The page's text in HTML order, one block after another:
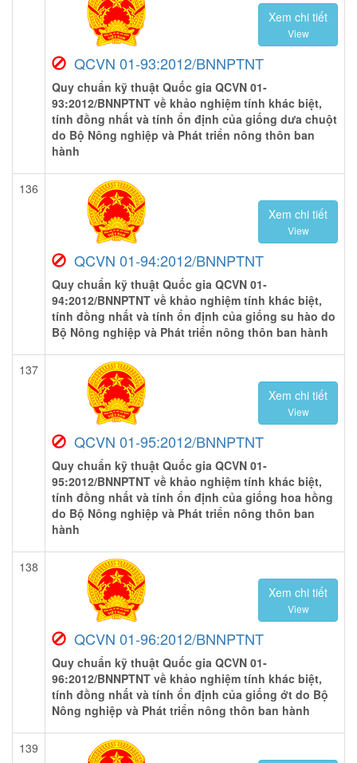
QCVN 01-93:2012/BNNPTNT
Quy chuẩn kỹ thuật Quốc gia QCVN 01-
93:2012/BNNPTNT về khảo nghiệm tính khác biệt,
tính đồng nhất và tính ổn định của giống dưa chuột
do Bộ Nông nghiệp và Phát triển nông thôn ban
hành
Xem chi tiết
View
136
QCVN 01-94:2012/BNNPTNT
Quy chuẩn kỹ thuật Quốc gia QCVN 01-
94:2012/BNNPTNT về khảo nghiệm tính khác biệt,
tính đồng nhất và tính ổn định của giống su hào do
Bộ Nông nghiệp và Phát triển nông thôn ban hành
Xem chi tiết
View
137
QCVN 01-95:2012/BNNPTNT
Quy chuẩn kỹ thuật Quốc gia QCVN 01-
95:2012/BNNPTNT về khảo nghiệm tính khác biệt,
tính đồng nhất và tính ổn định của giống hoa hồng
do Bộ Nông nghiệp và Phát triển nông thôn ban
hành
Xem chi tiết
View
138
QCVN 01-96:2012/BNNPTNT
Quy chuẩn kỹ thuật Quốc gia QCVN 01-
96:2012/BNNPTNT về khảo nghiệm tính khác biệt,
tính đồng nhất và tính ổn định của giống ớt do Bộ
Nông nghiệp và Phát triển nông thôn ban hành
Xem chi tiết
View
139